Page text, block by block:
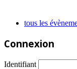
tous les
Connexion
Identifiant